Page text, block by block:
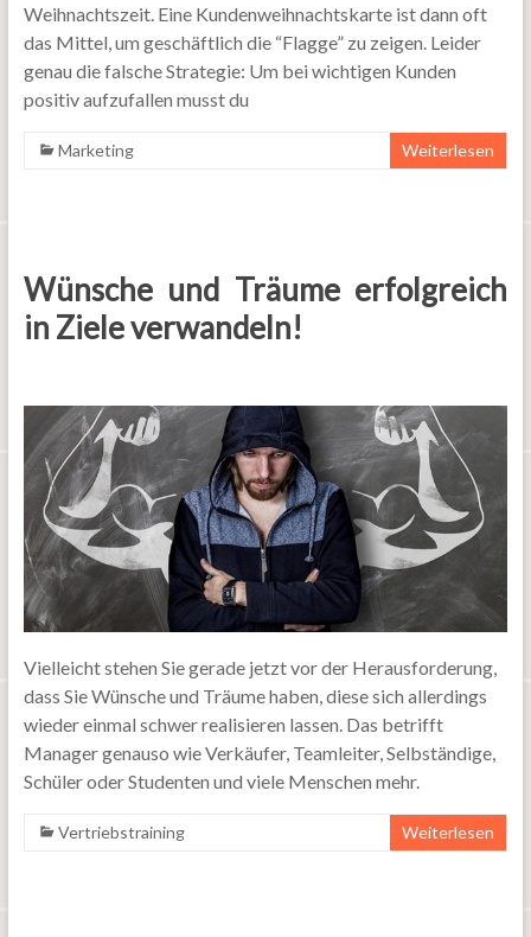
Weihnachtszeit. Eine Kundenweihnachtskarte ist dann oft
das Mittel, um geschäftlich die “Flagge” zu zeigen. Leider
genau die falsche Strategie: Um bei wichtigen Kunden
positiv aufzufallen musst du
Marketing Weiterlesen
Wünsche und Träume erfolgreich
in Ziele verwandeln!
Vielleicht stehen Sie gerade jetzt vor der Herausforderung,
dass Sie Wünsche und Träume haben, diese sich allerdings
wieder einmal schwer realisieren lassen. Das betrifft
Manager genauso wie Verkäufer, Teamleiter, Selbständige,
Schüler oder Studenten und viele Menschen mehr.
Vertriebstraining Weiterlesen